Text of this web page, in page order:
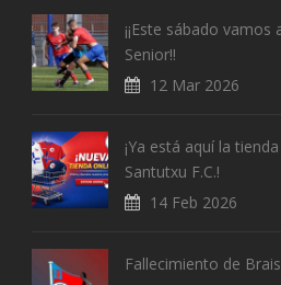
¡¡Este sábado
Senior!!
12 Mar 2026
¡Ya está aquí la
Santutxu F.C.!
14 Feb 2026
Fallecimiento de